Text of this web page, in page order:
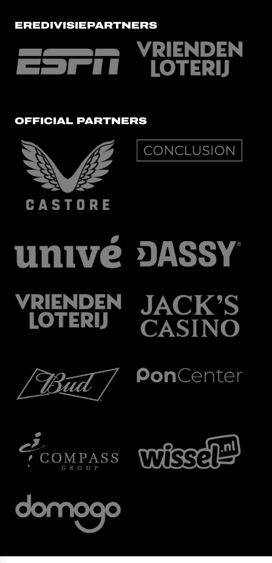
EREDIVISIEPARTNERS
OFFICIAL PARTNERS